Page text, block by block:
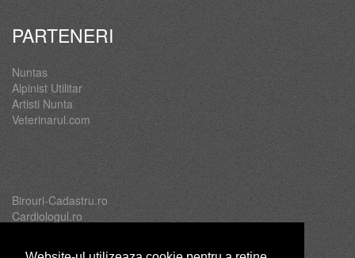
PARTENERI
Nuntas
Alpinist Utilitar
Artisti Nunta
Veterinarul.com
Birouri-Cadastru.ro
Cardiologul.ro